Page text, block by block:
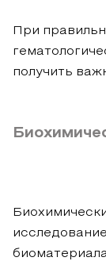
При
получить